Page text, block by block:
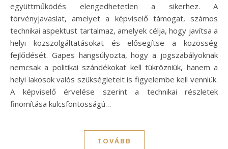
együttműködés elengedhetetlen a sikerhez. A
törvényjavaslat, amelyet a képviselő támogat, számos
technikai aspektust tartalmaz, amelyek célja, hogy javítsa a
helyi közszolgáltatásokat és elősegítse a közösség
fejlődését. Gapes hangsúlyozta, hogy a jogszabályoknak
nemcsak a politikai szándékokat kell tükrözniük, hanem a
helyi lakosok valós szükségleteit is figyelembe kell venniük.
A képviselő érvelése szerint a technikai részletek
finomítása kulcsfontosságú…
TOVÁBB